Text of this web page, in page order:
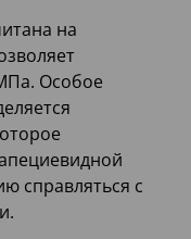
на
Особое
справляться с